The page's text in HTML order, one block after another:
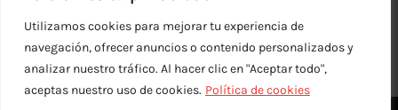
Utilizamos cookies para mejorar tu experiencia de
navegación, ofrecer anuncios o contenido personalizados y
analizar nuestro tráfico. Al hacer clic en "Aceptar todo",
aceptas nuestro uso de cookies. Política de cookies